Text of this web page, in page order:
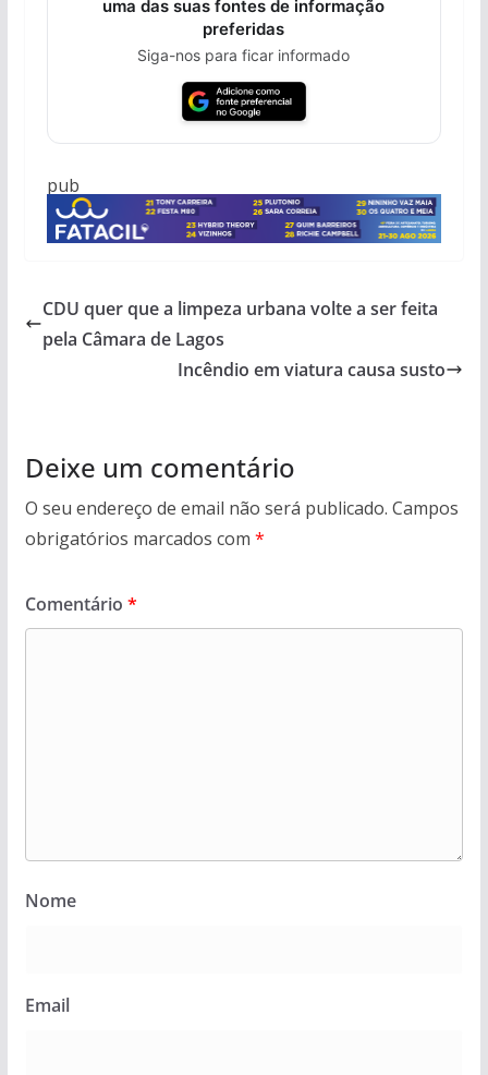
uma das suas fontes de informação
preferidas
Siga-nos para ficar informado
pub
CDU quer que a limpeza urbana volte a ser feita
pela Câmara de Lagos
Incêndio em viatura causa susto
Deixe um comentário
O seu endereço de email não será publicado. Campos
obrigatórios marcados com *
Comentário *
Nome
Email